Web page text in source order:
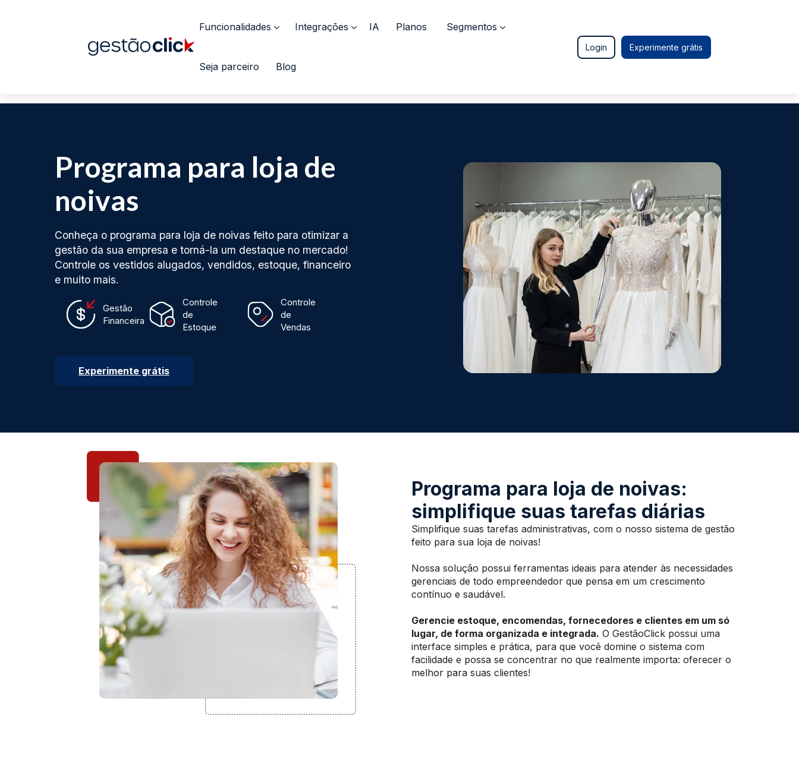
Funcionalidades Integrações IA Planos Segmentos
Seja parceiro Blog
Login Experimente grátis
Programa para loja de
noivas
Conheça o programa para loja de noivas feito para otimizar a
gestão da sua empresa e torná-la um destaque no mercado!
Controle os vestidos alugados, vendidos, estoque, financeiro
e muito mais.
Gestão
Financeira
Controle
de
Estoque
Controle
de
Vendas
Experimente grátis
Programa para loja de noivas:
simplifique suas tarefas diárias
Simplifique suas tarefas administrativas, com o nosso sistema de gestão
feito para sua loja de noivas!
Nossa solução possui ferramentas ideais para atender às necessidades
gerenciais de todo empreendedor que pensa em um crescimento
contínuo e saudável.
Gerencie estoque, encomendas, fornecedores e clientes em um só
lugar, de forma organizada e integrada. O GestãoClick possui uma
interface simples e prática, para que você domine o sistema com
facilidade e possa se concentrar no que realmente importa: oferecer o
melhor para suas clientes!